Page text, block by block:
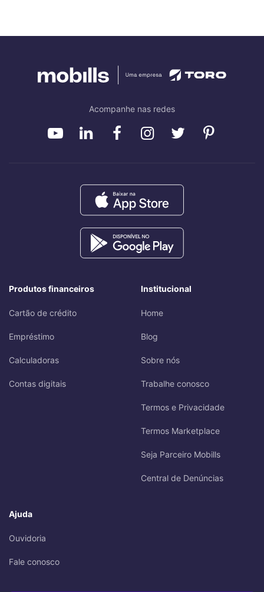
Acompanhe nas redes
Produtos financeiros
Cartão de crédito
Empréstimo
Calculadoras
Contas digitais
Institucional
Home
Blog
Sobre nós
Trabalhe conosco
Termos e Privacidade
Termos Marketplace
Seja Parceiro Mobills
Central de Denúncias
Ajuda
Ouvidoria
Fale conosco